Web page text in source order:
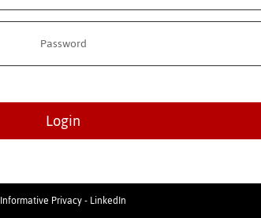
Login
Informative Privacy-LinkedIn